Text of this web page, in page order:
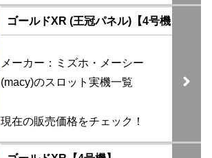
ゴールドXR (王冠パネル)【4号機】
メーカー：ミズホ・メーシー
(macy)のスロット実機一覧
現在の販売価格をチェック！